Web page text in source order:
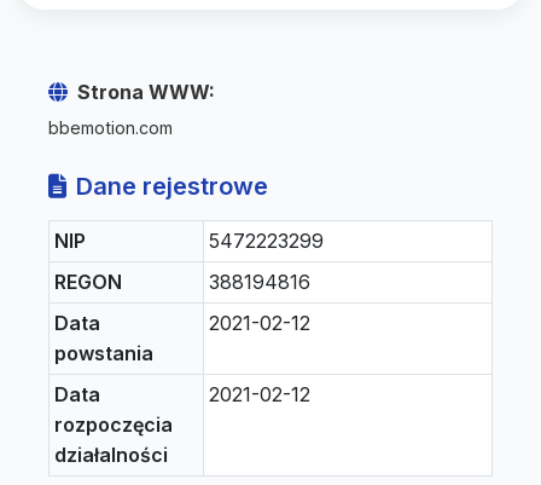
Strona WWW:
bbemotion.com
Dane rejestrowe
NIP
5472223299
REGON
388194816
Data
powstania
2021-02-12
Data
rozpoczęcia
działalności
2021-02-12